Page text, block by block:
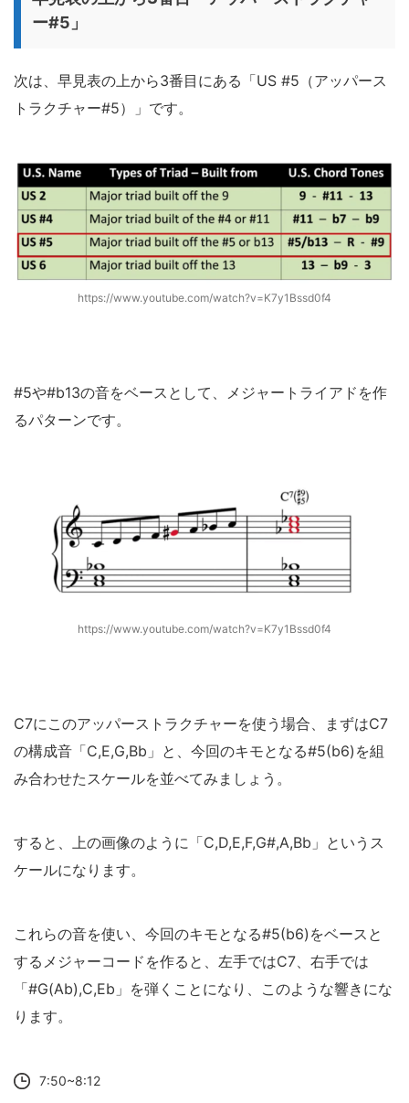
ー#5」
次は、早見表の上から3番目にある「US #5（アッパース
トラクチャー#5）」です。
https://www.youtube.com/watch?v=K7y1Bssd0f4
#5や#b13の音をベースとして、メジャートライアドを作
るパターンです。
https://www.youtube.com/watch?v=K7y1Bssd0f4
C7にこのアッパーストラクチャーを使う場合、まずはC7
の構成音「C,E,G,Bb」と、今回のキモとなる#5(b6)を組
み合わせたスケールを並べてみましょう。
すると、上の画像のように「C,D,E,F,G#,A,Bb」というス
ケールになります。
これらの音を使い、今回のキモとなる#5(b6)をベースと
するメジャーコードを作ると、左手ではC7、右手では
「#G(Ab),C,Eb」を弾くことになり、このような響きにな
ります。
7:50~8:12